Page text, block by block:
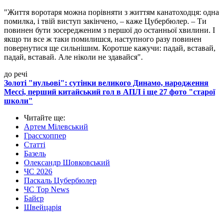
"Життя воротаря можна порівняти з життям канатоходця: одна
помилка, і твій виступ закінчено, – каже Цубербюлер. – Ти
повинен бути зосередженим з першої до останньої хвилини. І
якщо ти все ж таки помилишся, наступного разу повинен
повернутися ще сильнішим. Коротше кажучи: падай, вставай,
падай, вставай. Але ніколи не здавайся".
до речі
Золоті "нульові": сутінки великого Динамо, народження
Мессі, перший китайський гол в АПЛ і ще 27 фото "старої
школи"
Читайте ще:
Артем Мілевський
Грассхоппер
Статті
Базель
Олександр Шовковський
ЧС 2026
Паскаль Цубербюлер
ЧС Top News
Байєр
Швейцарія